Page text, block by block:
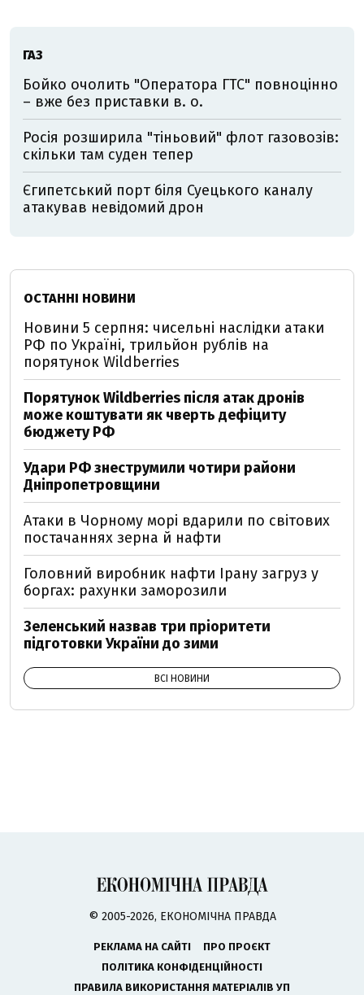
ГАЗ
Бойко очолить "Оператора ГТС" повноцінно
– вже без приставки в. о.
Росія розширила "тіньовий" флот газовозів:
скільки там суден тепер
Єгипетський порт біля Суецького каналу
атакував невідомий дрон
ОСТАННІ НОВИНИ
Новини 5 серпня: чисельні наслідки атаки
РФ по Україні, трильйон рублів на
порятунок Wildberries
Порятунок Wildberries після атак дронів
може коштувати як чверть дефіциту
бюджету РФ
Удари РФ знеструмили чотири райони
Дніпропетровщини
Атаки в Чорному морі вдарили по світових
постачаннях зерна й нафти
Головний виробник нафти Ірану загруз у
боргах: рахунки заморозили
Зеленський назвав три пріоритети
підготовки України до зими
ВСІ НОВИНИ
© 2005-2026, ЕКОНОМІЧНА ПРАВДА
РЕКЛАМА НА САЙТІ
ПРО ПРОЄКТ
ПОЛІТИКА КОНФІДЕНЦІЙНОСТІ
ПРАВИЛА ВИКОРИСТАННЯ МАТЕРІАЛІВ УП